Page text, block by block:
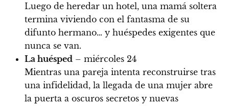
Luego de heredar un hotel, una mamá soltera
termina viviendo con el fantasma de su
difunto hermano… y huéspedes exigentes que
nunca se van.
La huésped – miércoles 24
Mientras una pareja intenta reconstruirse tras
una infidelidad, la llegada de una mujer abre
la puerta a oscuros secretos y nuevas